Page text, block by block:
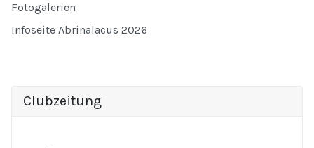
Fotogalerien
Infoseite Abrinalacus 2026
Clubzeitung